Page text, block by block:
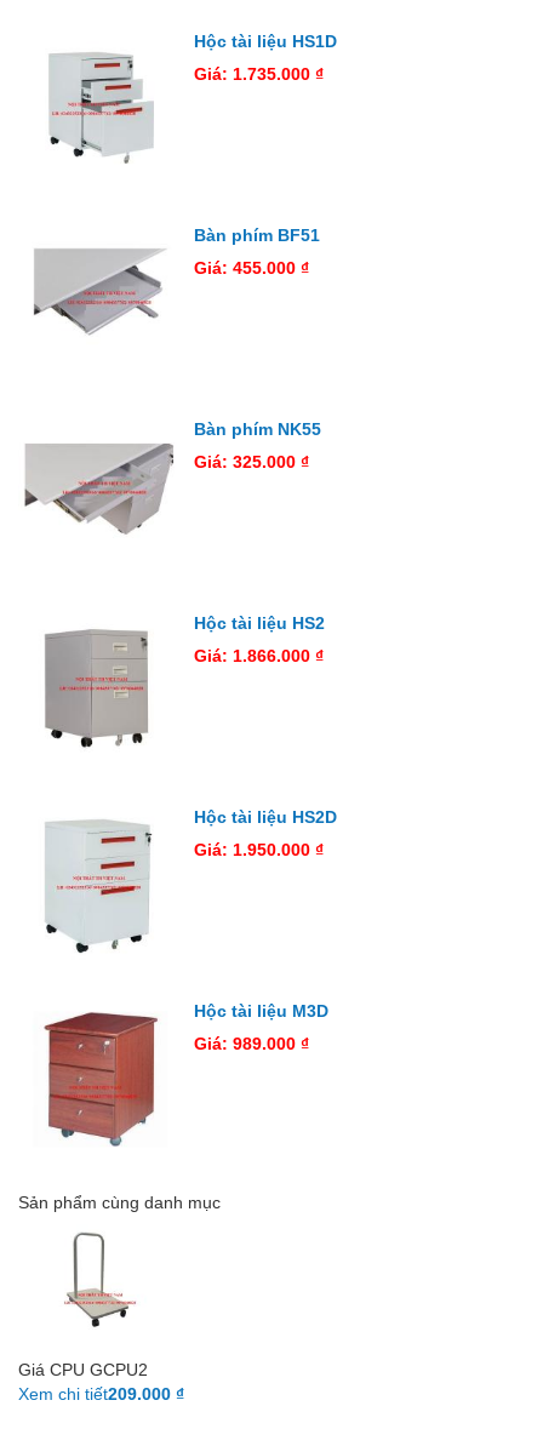
Hộc tài liệu HS1D
Giá: 1.735.000 ₫
Bàn phím BF51
Giá: 455.000 ₫
Bàn phím NK55
Giá: 325.000 ₫
Hộc tài liệu HS2
Giá: 1.866.000 ₫
Hộc tài liệu HS2D
Giá: 1.950.000 ₫
Hộc tài liệu M3D
Giá: 989.000 ₫
Sản phẩm cùng danh mục
Giá CPU GCPU2
Xem chi tiết209.000 ₫